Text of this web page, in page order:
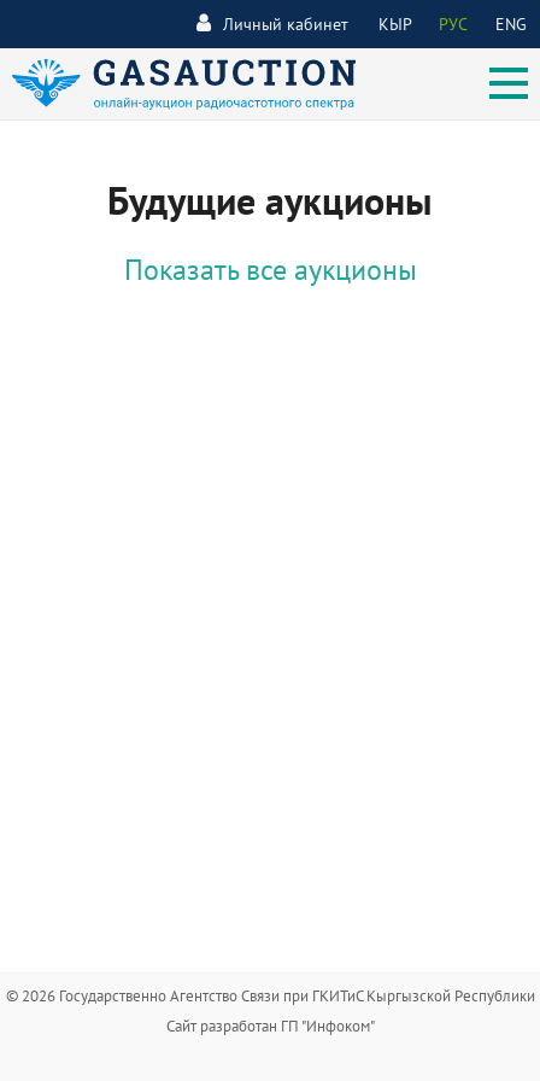
КЫР РУС ENG
Личный кабинет
Будущие аукционы
Показать все аукционы
© 2026 Государственно Агентство Связи при ГКИТиС Кыргызской Республики
Сайт разработан ГП "Инфоком"